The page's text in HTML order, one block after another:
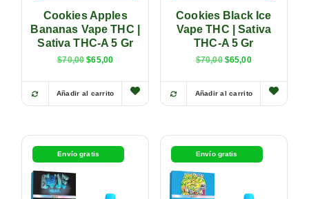
Cookies Apples
Bananas Vape THC |
Sativa THC-A 5 Gr
$70,00 $65,00
Añadir al carrito
Cookies Black Ice
Vape THC | Sativa
THC-A 5 Gr
$70,00 $65,00
Añadir al carrito
Envío gratis Envío gratis